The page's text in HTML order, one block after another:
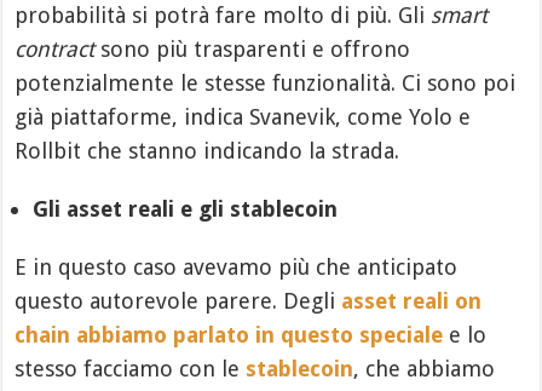
probabilità si potrà fare molto di più. Gli smart
contractsono più trasparenti e offrono
potenzialmente le stesse funzionalità. Ci sono poi
già piattaforme, indica Svanevik, come Yolo e
Rollbit che stanno indicando la strada.
Gli asset reali e gli stablecoin
E in questo caso avevamo più che anticipato
questo autorevole parere. Degli asset reali on
chain abbiamo parlato in questo speciale e lo
stesso facciamo con le stablecoin, che abbiamo